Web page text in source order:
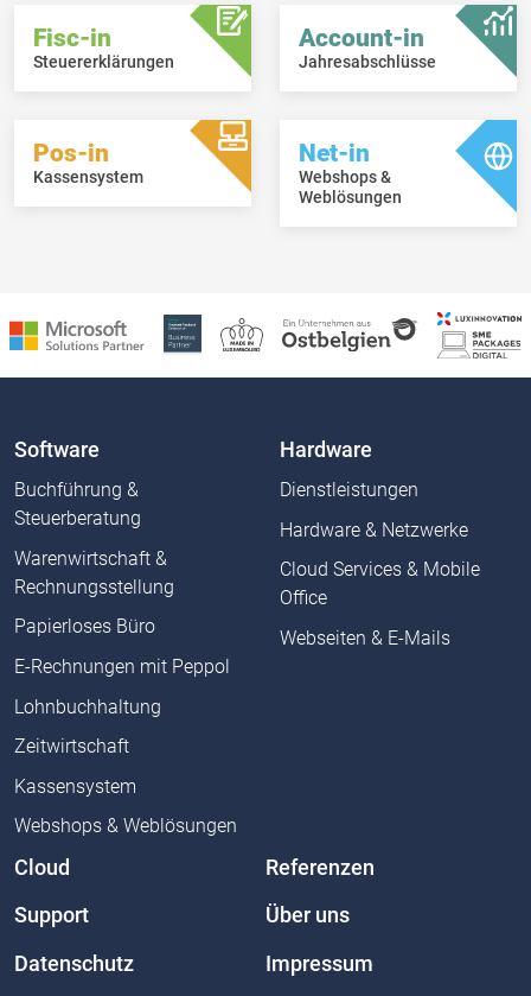
Fisc-in
Steuererklärungen
Account-in
Jahresabschlüsse
Pos-in
Kassensystem
Net-in
Webshops &
Weblösungen
Software
Buchführung &
Steuerberatung
Warenwirtschaft &
Rechnungsstellung
Papierloses Büro
E-Rechnungen mit Peppol
Lohnbuchhaltung
Zeitwirtschaft
Kassensystem
Webshops & Weblösungen
Hardware
Dienstleistungen
Hardware & Netzwerke
Cloud Services & Mobile
Office
Webseiten & E-Mails
Cloud Referenzen
Support Über uns
Datenschutz Impressum